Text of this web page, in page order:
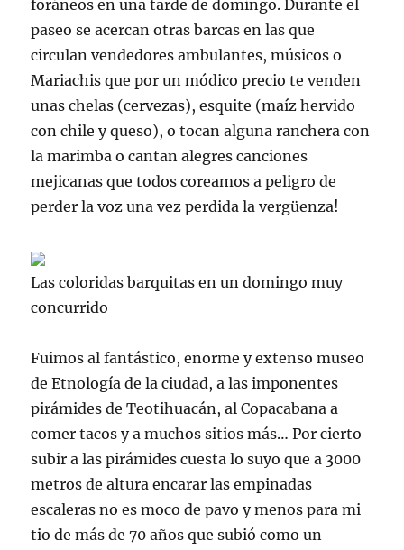
foráneos en una tarde de domingo. Durante el
paseo se acercan otras barcas en las que
circulan vendedores ambulantes, músicos o
Mariachis que por un módico precio te venden
unaschelas (cervezas),esquite (maíz hervido
con chile y queso), o tocan algunaranchera con
la marimba o cantan alegres canciones
mejicanas que todos coreamos a peligro de
perder la voz una vez perdida la vergüenza!
Las coloridas barquitas en un domingo muy
concurrido
Fuimos al fantástico, enorme y extenso museo
de Etnología de la ciudad, a las imponentes
pirámides deTeotihuacán, alCopacabana a
comer tacos y a muchos sitios más… Por cierto
subir a las pirámides cuesta lo suyo que a 3000
metros de altura encarar las empinadas
escaleras no es moco de pavo y menos para mi
tio de más de 70 años que subió como un